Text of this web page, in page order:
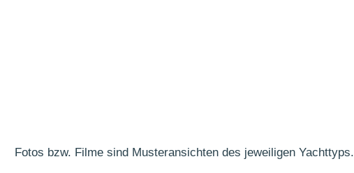
Fotos bzw. Filme sind Musteransichten des jeweiligen Yachttyps.